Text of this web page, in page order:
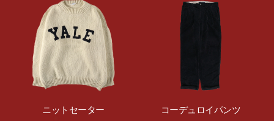
ニットセーター コーデュロイパンツ